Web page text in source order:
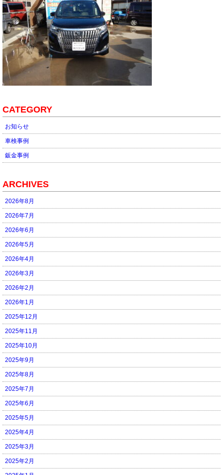
CATEGORY
お知らせ
車検事例
鈑金事例
ARCHIVES
2026年8月
2026年7月
2026年6月
2026年5月
2026年4月
2026年3月
2026年2月
2026年1月
2025年12月
2025年11月
2025年10月
2025年9月
2025年8月
2025年7月
2025年6月
2025年5月
2025年4月
2025年3月
2025年2月